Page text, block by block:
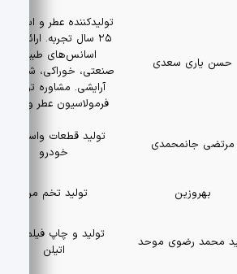
حسن یاری سعدی
تولیدکننده عطر و اسانس با
۲۵ سال تجربه. ارائه‌دهنده
اسانس‌های طبیعی،
صنعتی، خوراکی، شوینده و
آرایشی. مشاوره تولید و
فرمولاسیون عطر و ادکلن
مرتضی جانمحمدی
تولید قطعات واسطه ای
خودرو
بهروزین تولید تخم مرغ
محمد رضوی موحد
تولید و چاپ فیلم های
اتیلن